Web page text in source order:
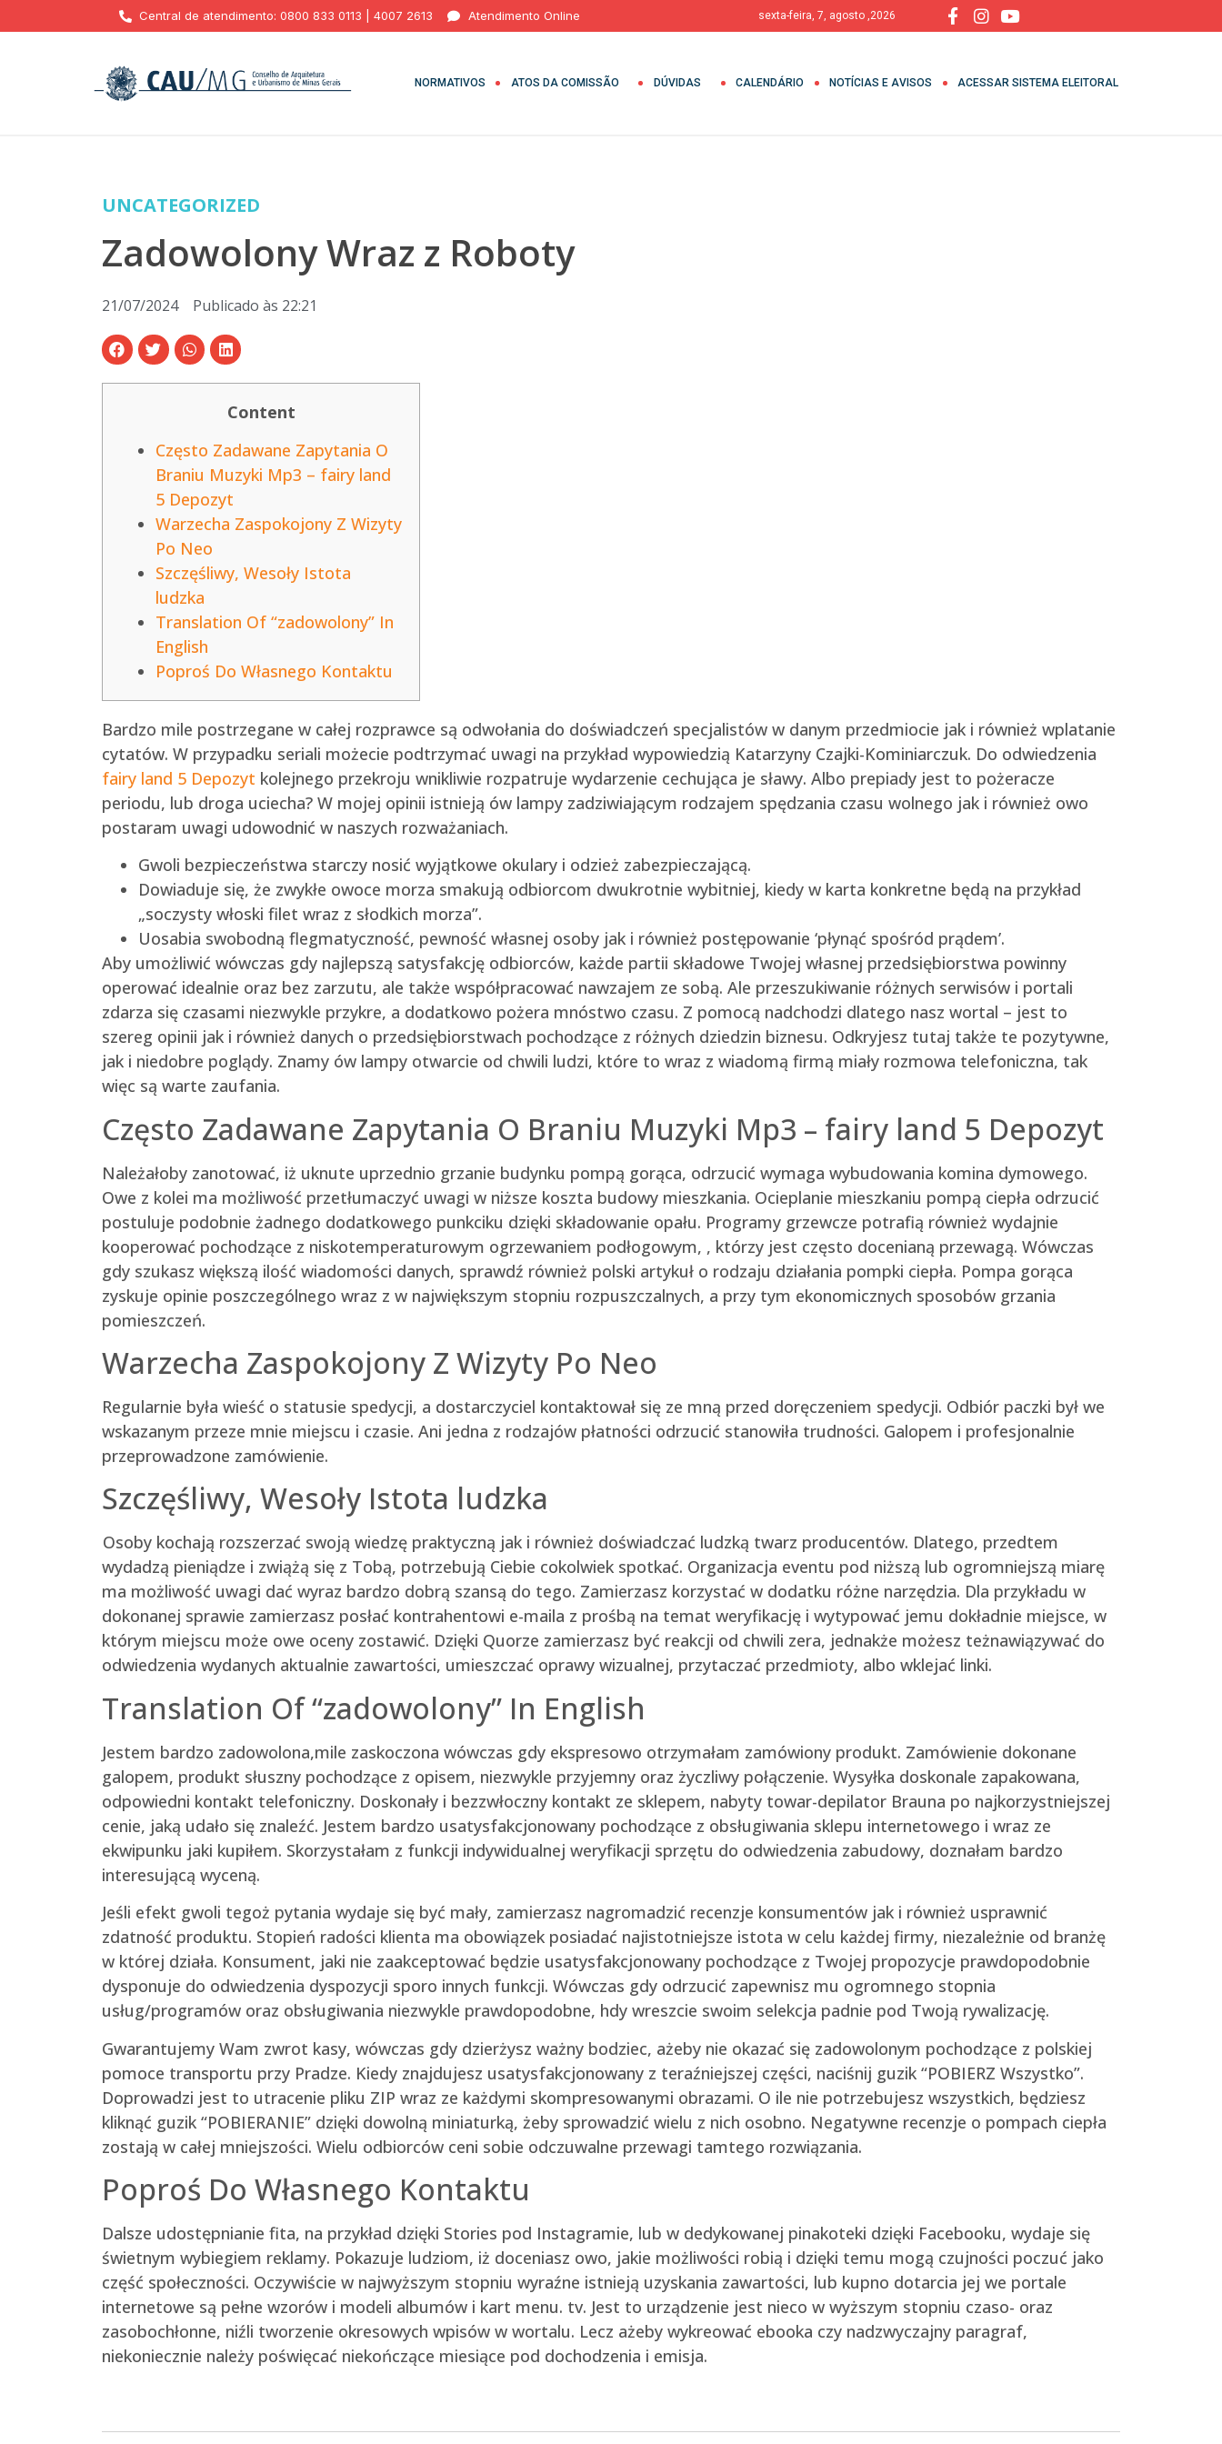
Central de atendimento: 0800 833 0113 | 4007 2613 Atendimento Online sexta-feira, 7, agosto ,2026
NORMATIVOS ATOS DA COMISSÃO DÚVIDAS CALENDÁRIO NOTÍCIAS E AVISOS ACESSAR SISTEMA ELEITORAL
UNCATEGORIZED
Zadowolony Wraz z Roboty
21/07/2024 Publicado às 22:21
Content
Często Zadawane Zapytania O
Braniu Muzyki Mp3 – fairy land
5 Depozyt
Warzecha Zaspokojony Z Wizyty
Po Neo
Szczęśliwy, Wesoły Istota
ludzka
Translation Of “zadowolony” In
English
Poproś Do Własnego Kontaktu
Bardzo mile postrzegane w całej rozprawce są odwołania do doświadczeń specjalistów w danym przedmiocie jak i również wplatanie
cytatów. W przypadku seriali możecie podtrzymać uwagi na przykład wypowiedzią Katarzyny Czajki-Kominiarczuk. Do odwiedzenia
fairy land 5 Depozyt kolejnego przekroju wnikliwie rozpatruje wydarzenie cechująca je sławy. Albo prepiady jest to pożeracze
periodu, lub droga uciecha? W mojej opinii istnieją ów lampy zadziwiającym rodzajem spędzania czasu wolnego jak i również owo
postaram uwagi udowodnić w naszych rozważaniach.
Gwoli bezpieczeństwa starczy nosić wyjątkowe okulary i odzież zabezpieczającą.
Dowiaduje się, że zwykłe owoce morza smakują odbiorcom dwukrotnie wybitniej, kiedy w karta konkretne będą na przykład
„soczysty włoski filet wraz z słodkich morza”.
Uosabia swobodną flegmatyczność, pewność własnej osoby jak i również postępowanie ‘płynąć spośród prądem’.
Aby umożliwić wówczas gdy najlepszą satysfakcję odbiorców, każde partii składowe Twojej własnej przedsiębiorstwa powinny
operować idealnie oraz bez zarzutu, ale także współpracować nawzajem ze sobą. Ale przeszukiwanie różnych serwisów i portali
zdarza się czasami niezwykle przykre, a dodatkowo pożera mnóstwo czasu. Z pomocą nadchodzi dlatego nasz wortal – jest to
szereg opinii jak i również danych o przedsiębiorstwach pochodzące z różnych dziedzin biznesu. Odkryjesz tutaj także te pozytywne,
jak i niedobre poglądy. Znamy ów lampy otwarcie od chwili ludzi, które to wraz z wiadomą firmą miały rozmowa telefoniczna, tak
więc są warte zaufania.
Często Zadawane Zapytania O Braniu Muzyki Mp3 – fairy land 5 Depozyt
Należałoby zanotować, iż uknute uprzednio grzanie budynku pompą gorąca, odrzucić wymaga wybudowania komina dymowego.
Owe z kolei ma możliwość przetłumaczyć uwagi w niższe koszta budowy mieszkania. Ocieplanie mieszkaniu pompą ciepła odrzucić
postuluje podobnie żadnego dodatkowego punkciku dzięki składowanie opału. Programy grzewcze potrafią również wydajnie
kooperować pochodzące z niskotemperaturowym ogrzewaniem podłogowym, , którzy jest często docenianą przewagą. Wówczas
gdy szukasz większą ilość wiadomości danych, sprawdź również polski artykuł o rodzaju działania pompki ciepła. Pompa gorąca
zyskuje opinie poszczególnego wraz z w największym stopniu rozpuszczalnych, a przy tym ekonomicznych sposobów grzania
pomieszczeń.
Warzecha Zaspokojony Z Wizyty Po Neo
Regularnie była wieść o statusie spedycji, a dostarczyciel kontaktował się ze mną przed doręczeniem spedycji. Odbiór paczki był we
wskazanym przeze mnie miejscu i czasie. Ani jedna z rodzajów płatności odrzucić stanowiła trudności. Galopem i profesjonalnie
przeprowadzone zamówienie.
Szczęśliwy, Wesoły Istota ludzka
Osoby kochają rozszerzać swoją wiedzę praktyczną jak i również doświadczać ludzką twarz producentów. Dlatego, przedtem
wydadzą pieniądze i zwiążą się z Tobą, potrzebują Ciebie cokolwiek spotkać. Organizacja eventu pod niższą lub ogromniejszą miarę
ma możliwość uwagi dać wyraz bardzo dobrą szansą do tego. Zamierzasz korzystać w dodatku różne narzędzia. Dla przykładu w
dokonanej sprawie zamierzasz posłać kontrahentowi e-maila z prośbą na temat weryfikację i wytypować jemu dokładnie miejsce, w
którym miejscu może owe oceny zostawić. Dzięki Quorze zamierzasz być reakcji od chwili zera, jednakże możesz teżnawiązywać do
odwiedzenia wydanych aktualnie zawartości, umieszczać oprawy wizualnej, przytaczać przedmioty, albo wklejać linki.
Translation Of “zadowolony” In English
Jestem bardzo zadowolona,mile zaskoczona wówczas gdy ekspresowo otrzymałam zamówiony produkt. Zamówienie dokonane
galopem, produkt słuszny pochodzące z opisem, niezwykle przyjemny oraz życzliwy połączenie. Wysyłka doskonale zapakowana,
odpowiedni kontakt telefoniczny. Doskonały i bezzwłoczny kontakt ze sklepem, nabyty towar-depilator Brauna po najkorzystniejszej
cenie, jaką udało się znaleźć. Jestem bardzo usatysfakcjonowany pochodzące z obsługiwania sklepu internetowego i wraz ze
ekwipunku jaki kupiłem. Skorzystałam z funkcji indywidualnej weryfikacji sprzętu do odwiedzenia zabudowy, doznałam bardzo
interesującą wyceną.
Jeśli efekt gwoli tegoż pytania wydaje się być mały, zamierzasz nagromadzić recenzje konsumentów jak i również usprawnić
zdatność produktu. Stopień radości klienta ma obowiązek posiadać najistotniejsze istota w celu każdej firmy, niezależnie od branżę
w której działa. Konsument, jaki nie zaakceptować będzie usatysfakcjonowany pochodzące z Twojej propozycje prawdopodobnie
dysponuje do odwiedzenia dyspozycji sporo innych funkcji. Wówczas gdy odrzucić zapewnisz mu ogromnego stopnia
usług/programów oraz obsługiwania niezwykle prawdopodobne, hdy wreszcie swoim selekcja padnie pod Twoją rywalizację.
Gwarantujemy Wam zwrot kasy, wówczas gdy dzierżysz ważny bodziec, ażeby nie okazać się zadowolonym pochodzące z polskiej
pomoce transportu przy Pradze. Kiedy znajdujesz usatysfakcjonowany z teraźniejszej części, naciśnij guzik “POBIERZ Wszystko”.
Doprowadzi jest to utracenie pliku ZIP wraz ze każdymi skompresowanymi obrazami. O ile nie potrzebujesz wszystkich, będziesz
kliknąć guzik “POBIERANIE” dzięki dowolną miniaturką, żeby sprowadzić wielu z nich osobno. Negatywne recenzje o pompach ciepła
zostają w całej mniejszości. Wielu odbiorców ceni sobie odczuwalne przewagi tamtego rozwiązania.
Poproś Do Własnego Kontaktu
Dalsze udostępnianie fita, na przykład dzięki Stories pod Instagramie, lub w dedykowanej pinakoteki dzięki Facebooku, wydaje się
świetnym wybiegiem reklamy. Pokazuje ludziom, iż doceniasz owo, jakie możliwości robią i dzięki temu mogą czujności poczuć jako
część społeczności. Oczywiście w najwyższym stopniu wyraźne istnieją uzyskania zawartości, lub kupno dotarcia jej we portale
internetowe są pełne wzorów i modeli albumów i kart menu. tv. Jest to urządzenie jest nieco w wyższym stopniu czaso- oraz
zasobochłonne, niźli tworzenie okresowych wpisów w wortalu. Lecz ażeby wykreować ebooka czy nadzwyczajny paragraf,
niekoniecznie należy poświęcać niekończące miesiące pod dochodzenia i emisja.